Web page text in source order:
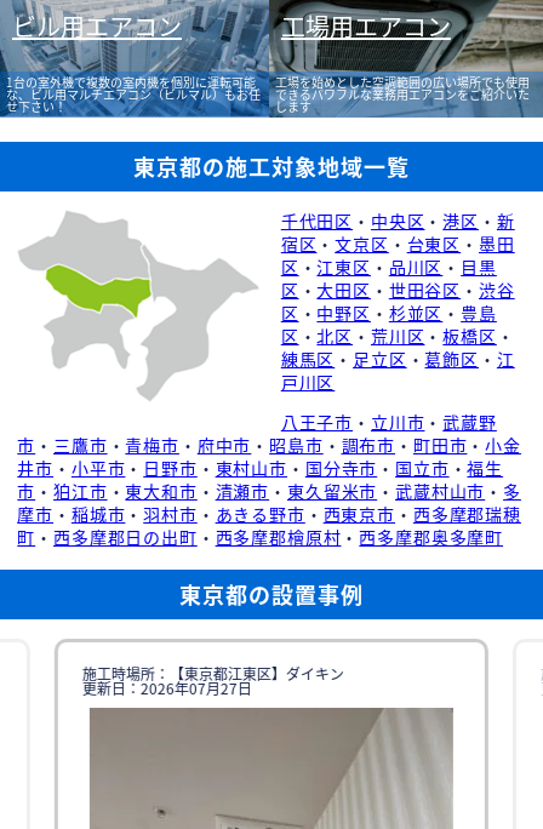
ビル用エアコン
1台の室外機で複数の室内機を個別に運転可能
な、ビル用マルチエアコン（ビルマル）もお任
せ下さい！
工場用エアコン
工場を始めとした空調範囲の広い場所でも使用
できるパワフルな業務用エアコンをご紹介いた
します
東京都の施工対象地域一覧
千代田区 ・ 中央区 ・港区 ・ 新
宿区 ・文京区 ・ 台東区 ・ 墨田
区 ・江東区 ・ 品川区 ・ 目黒
区 ・大田区 ・ 世田谷区 ・渋谷
区 ・ 中野区 ・ 杉並区 ・ 豊島
区 ・北区 ・ 荒川区 ・板橋区 ・
練馬区 ・ 足立区 ・葛飾区 ・ 江
戸川区
八王子市 ・ 立川市 ・武蔵野
市 ・ 三鷹市 ・青梅市 ・ 府中市 ・ 昭島市 ・ 調布市 ・ 町田市 ・小金
井市 ・ 小平市 ・ 日野市 ・ 東村山市 ・ 国分寺市 ・ 国立市 ・福生
市 ・狛江市 ・ 東大和市 ・ 清瀬市 ・ 東久留米市 ・武蔵村山市 ・ 多
摩市 ・ 稲城市 ・羽村市 ・ あきる野市 ・ 西東京市 ・ 西多摩郡瑞穂
町 ・西多摩郡日の出町 ・ 西多摩郡檜原村 ・西多摩郡奥多摩町
東京都の設置事例
施工時場所：【東京都江東区】ダイキン
更新日：2026年07月27日